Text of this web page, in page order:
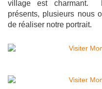
village est charmant.
présents, plusieurs nous
de réaliser notre portrait.